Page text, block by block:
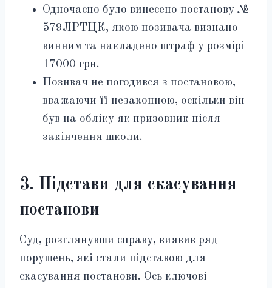
Одночасно було винесено постанову №
579ЛРТЦК, якою позивача визнано
винним та накладено штраф у розмірі
17000 грн.
Позивач не погодився з постановою,
вважаючи її незаконною, оскільки він
був на обліку як призовник після
закінчення школи.
3. Підстави для скасування
постанови
Суд, розглянувши справу, виявив ряд
порушень, які стали підставою для
скасування постанови. Ось ключові